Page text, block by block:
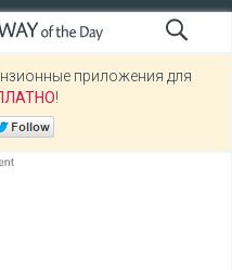
приложения для
!